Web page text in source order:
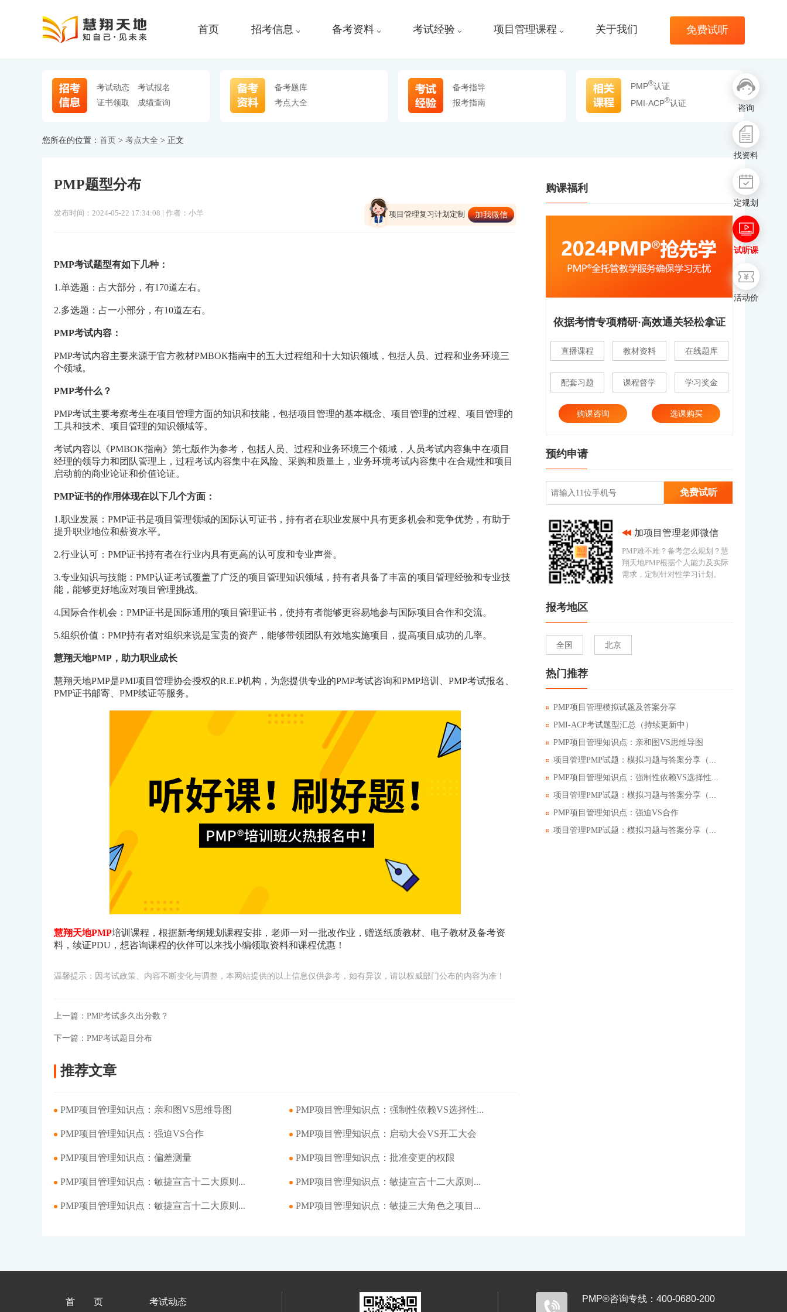
咨询
找资料
定规划
试听课
活动价
首页 招考信息 备考资料 考试经验 项目管理课程 关于我们 免费试听
考试动态
考试报名
证书领取
成绩查询
备考题库
考点大全
备考指导
报考指南
PMP®认证
PMI-ACP®认证
您所在的位置： 首页 > 考点大全 > 正文
PMP题型分布
发布时间：2024-05-22 17:34:08 | 作者：小羊 项目管理复习计划定制 加我微信
PMP考试题型有如下几种：
1.单选题：占大部分，有170道左右。
2.多选题：占一小部分，有10道左右。
PMP考试内容：
PMP考试内容主要来源于官方教材PMBOK指南中的五大过程组和十大知识领域，包括人员、过程和业务环境三
个领域。
PMP考什么？
PMP考试主要考察考生在项目管理方面的知识和技能，包括项目管理的基本概念、项目管理的过程、项目管理的
工具和技术、项目管理的知识领域等。
考试内容以《PMBOK指南》第七版作为参考，包括人员、过程和业务环境三个领域，人员考试内容集中在项目
经理的领导力和团队管理上，过程考试内容集中在风险、采购和质量上，业务环境考试内容集中在合规性和项目
启动前的商业论证和价值论证。
PMP证书的作用体现在以下几个方面：
1.职业发展：PMP证书是项目管理领域的国际认可证书，持有者在职业发展中具有更多机会和竞争优势，有助于
提升职业地位和薪资水平。
2.行业认可：PMP证书持有者在行业内具有更高的认可度和专业声誉。
3.专业知识与技能：PMP认证考试覆盖了广泛的项目管理知识领域，持有者具备了丰富的项目管理经验和专业技
能，能够更好地应对项目管理挑战。
4.国际合作机会：PMP证书是国际通用的项目管理证书，使持有者能够更容易地参与国际项目合作和交流。
5.组织价值：PMP持有者对组织来说是宝贵的资产，能够带领团队有效地实施项目，提高项目成功的几率。
慧翔天地PMP，助力职业成长
慧翔天地PMP是PMI项目管理协会授权的R.E.P机构，为您提供专业的PMP考试咨询和PMP培训、PMP考试报名、
PMP证书邮寄、PMP续证等服务。
慧翔天地PMP培训课程，根据新考纲规划课程安排，老师一对一批改作业，赠送纸质教材、电子教材及备考资
料，续证PDU，想咨询课程的伙伴可以来找小编领取资料和课程优惠！
温馨提示：因考试政策、内容不断变化与调整，本网站提供的以上信息仅供参考，如有异议，请以权威部门公布的内容为准！
上一篇： PMP考试多久出分数？
下一篇： PMP考试题目分布
推荐文章
PMP项目管理知识点：亲和图VS思维导图 PMP项目管理知识点：强制性依赖VS选择性...
PMP项目管理知识点：强迫VS合作 PMP项目管理知识点：启动大会VS开工大会
PMP项目管理知识点：偏差测量 PMP项目管理知识点：批准变更的权限
PMP项目管理知识点：敏捷宣言十二大原则... PMP项目管理知识点：敏捷宣言十二大原则...
PMP项目管理知识点：敏捷宣言十二大原则... PMP项目管理知识点：敏捷三大角色之项目...
购课福利
依据考情专项精研·高效通关轻松拿证
直播课程 教材资料 在线题库
配套习题 课程督学 学习奖金
购课咨询 选课购买
预约申请
免费试听
加项目管理老师微信
PMP难不难？备考怎么规划？慧
翔天地PMP根据个人能力及实际
需求，定制针对性学习计划。
报考地区
全国 北京
热门推荐
PMP项目管理模拟试题及答案分享
PMI-ACP考试题型汇总（持续更新中）
PMP项目管理知识点：亲和图VS思维导图
项目管理PMP试题：模拟习题与答案分享（...
PMP项目管理知识点：强制性依赖VS选择性...
项目管理PMP试题：模拟习题与答案分享（...
PMP项目管理知识点：强迫VS合作
项目管理PMP试题：模拟习题与答案分享（...
首页 考试动态 PMP®咨询专线：400-0680-200